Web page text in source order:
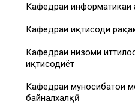
Кафедраи информатикаи
Кафедраи иқтисоди
Кафедраи низоми
иқтисодиёт
Кафедраи муносибатҳои
байналхалқӣ